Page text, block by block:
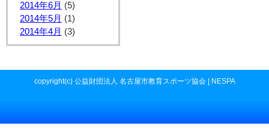
2014年6月 (5)
2014年5月 (1)
2014年4月 (3)
copyright(c) 公益財団法人 名古屋市教育スポーツ協会 | NESPA